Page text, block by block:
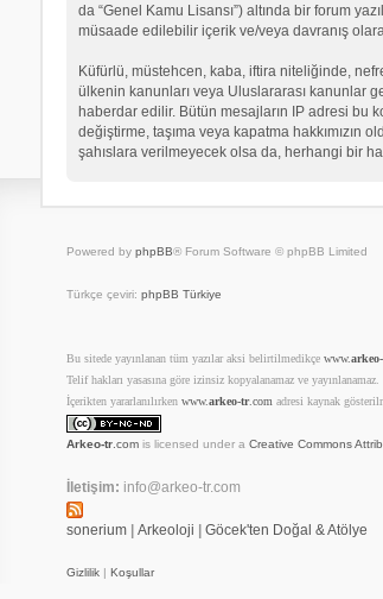
da “Genel Kamu Lisansı”) altında bir forum
müsaade edilebilir içerik ve/veya davranış
Küfürlü, müstehcen, kaba, iftira niteliğinde,
ülkenin kanunları veya Uluslararası kanunlar
haberdar edilir. Bütün mesajların IP adresi bu
değiştirme, taşıma veya kapatma hakkımızın
şahıslara verilmeyecek olsa da, herhangi bir
Powered by phpBB® Forum Software © phpBB Limited
Türkçe çeviri: phpBB Türkiye
Bu sitede yayınlanan tüm yazılar aksi belirtilmedikçe www.
Telif hakları yasasına göre izinsiz kopyalanamaz ve yayınlanamaz.
İçerikten yararlanılırken www.arkeo-tr.com adresi kaynak
Arkeo-tr.comis licensed under a Creative Commons
İletişim: info@arkeo-tr.com
sonerium Arkeoloji Göcek'ten Doğal & Atölye
Gizlilik| Koşullar